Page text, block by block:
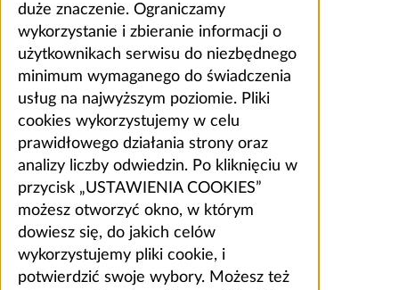
duże znaczenie. Ograniczamy
wykorzystanie i zbieranie informacji o
użytkownikach serwisu do niezbędnego
minimum wymaganego do świadczenia
usług na najwyższym poziomie. Pliki
cookies wykorzystujemy w celu
prawidłowego działania strony oraz
analizy liczby odwiedzin. Po kliknięciu w
przycisk „USTAWIENIA COOKIES”
możesz otworzyć okno, w którym
dowiesz się, do jakich celów
wykorzystujemy pliki cookie, i
potwierdzić swoje wybory. Możesz też